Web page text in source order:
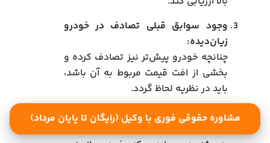
وجود سوابق قبلی تصادف در خودرو
زیان‌دیده:
چنانچه خودرو پیش‌تر نیز تصادف کرده و
بخشی از افت قیمت مربوط به آن باشد،
باید در نظریه لحاظ گردد.
اغراق یا سهل‌انگاری در تعیین افت
مشاوره حقوقی فوری با وکیل (رایگان تا پایان مرداد)